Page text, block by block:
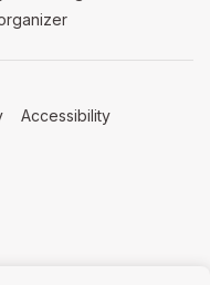
(opens in a new tab)
Accessibility